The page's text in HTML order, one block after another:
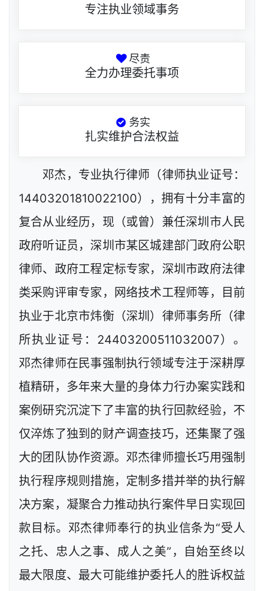
专注执业领域事务
尽责
全力办理委托事项
务实
扎实维护合法权益
邓杰，专业执行律师（律师执业证号：
14403201810022100），拥有十分丰富的
复合从业经历，现（或曾）兼任深圳市人民
政府听证员，深圳市某区城建部门政府公职
律师、政府工程定标专家，深圳市政府法律
类采购评审专家，网络技术工程师等，目前
执业于北京市炜衡（深圳）律师事务所（律
所执业证号：24403200511032007）。
邓杰律师在民事强制执行领域专注于深耕厚
植精研，多年来大量的身体力行办案实践和
案例研究沉淀下了丰富的执行回款经验，不
仅淬炼了独到的财产调查技巧，还集聚了强
大的团队协作资源。邓杰律师擅长巧用强制
执行程序规则措施，定制多措并举的执行解
决方案，凝聚合力推动执行案件早日实现回
款目标。邓杰律师奉行的执业信条为“受人
之托、忠人之事、成人之美”，自始至终以
最大限度、最大可能维护委托人的胜诉权益